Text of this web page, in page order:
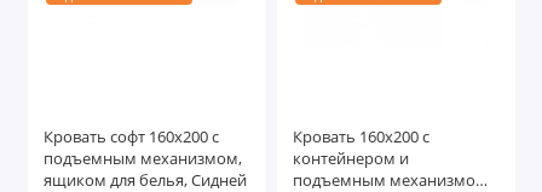
Кровать софт 160x200 с
подъемным механизмом,
ящиком для белья, Сидней
Кровать 160x200 с
контейнером и
подъемным механизмом